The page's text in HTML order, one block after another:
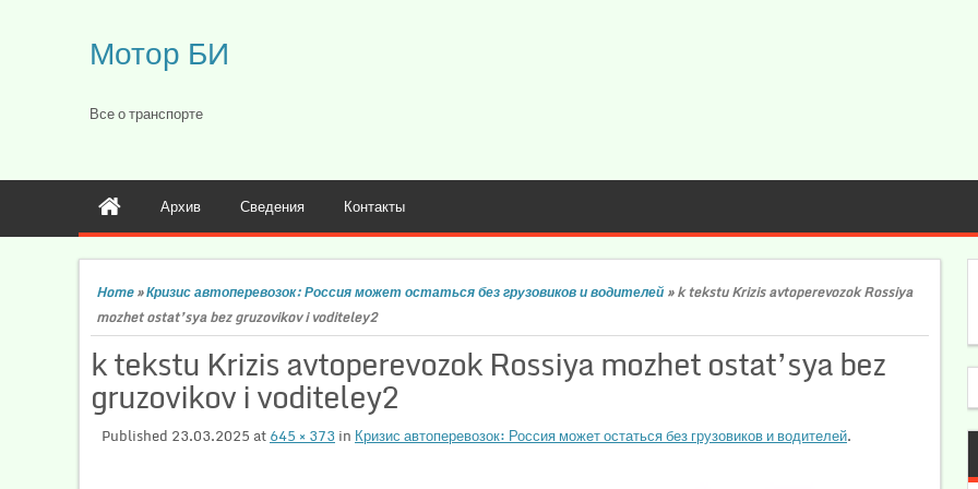
Мотор БИ
Все о транспорте
Архив Сведения Контакты
Home»Кризис автоперевозок: Россия может остаться без грузовиков и водителей »k tekstu Krizis avtoperevozok Rossiya
mozhet ostat’sya bez gruzovikov i voditeley2
k tekstu Krizis avtoperevozok Rossiya mozhet ostat’sya bez
gruzovikov i voditeley2
Published 23.03.2025 at645 × 373 in Кризис автоперевозок: Россия может остаться без грузовиков и водителей.